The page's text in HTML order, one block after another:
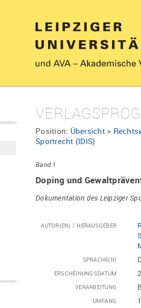
Position: Übersicht>
Sportrecht (IDIS)
Band 1
Doping und
Dokumentation des Leipziger
AUTOR(EN) / HERAUSGEBER
SPRACHE(N)
ERSCHEINUNGSDATUM
VERARBEITUNG
UMFANG